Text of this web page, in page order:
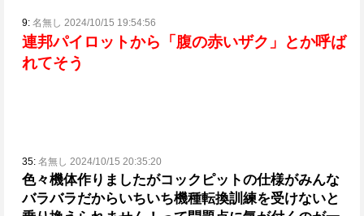
9: 名無し 2024/10/15 19:54:56
連邦パイロットから「腹の赤いザク」とか呼ば
れてそう
35: 名無し 2024/10/15 20:35:20
色々機体作りましたがコックピットの仕様がみんな
バラバラだからいちいち機種転換訓練を受けないと